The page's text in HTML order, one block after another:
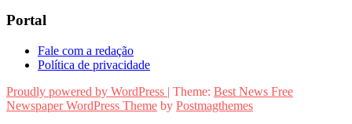
Portal
Fale com a redação
Política de privacidade
Proudly powered by WordPress | Theme: Best News Free
Newspaper WordPress Theme by Postmagthemes